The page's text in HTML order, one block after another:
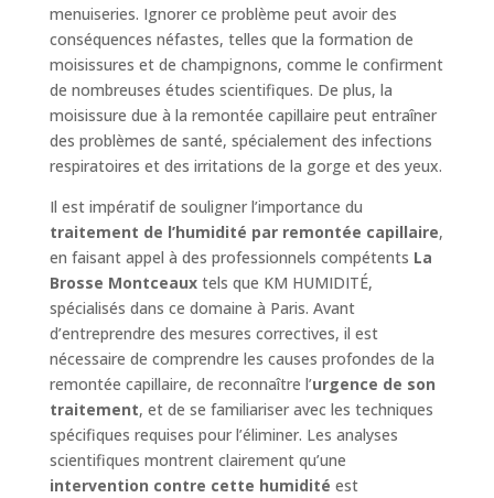
menuiseries. Ignorer ce problème peut avoir des
conséquences néfastes, telles que la formation de
moisissures et de champignons, comme le confirment
de nombreuses études scientifiques. De plus, la
moisissure due à la remontée capillaire peut entraîner
des problèmes de santé, spécialement des infections
respiratoires et des irritations de la gorge et des yeux.
Il est impératif de souligner l’importance du
traitement de l’humidité par remontée capillaire,
en faisant appel à des professionnels compétents La
Brosse Montceauxtels que KM HUMIDITÉ,
spécialisés dans ce domaine à Paris. Avant
d’entreprendre des mesures correctives, il est
nécessaire de comprendre les causes profondes de la
remontée capillaire, de reconnaître l’urgence de son
traitement, et de se familiariser avec les techniques
spécifiques requises pour l’éliminer. Les analyses
scientifiques montrent clairement qu’une
intervention contre cette humidité est